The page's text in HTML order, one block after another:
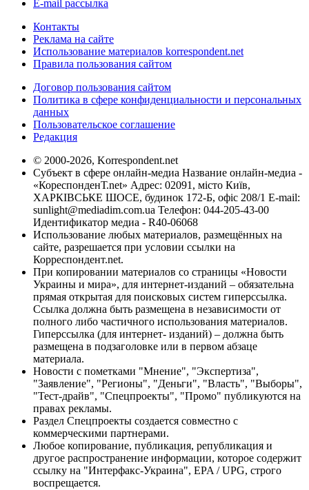
E-mail рассылка
Контакты
Реклама на сайте
Использование материалов korrespondent.net
Правила пользования сайтом
Договор пользования сайтом
Политика в сфере конфиденциальности и персональных
данных
Пользовательское соглашение
Редакция
© 2000-2026, Korrespondent.net
Субъект в сфере онлайн-медиа Название онлайн-медиа -
«КореспонденТ.net» Адрес: 02091, місто Київ,
ХАРКІВСЬКЕ ШОСЕ, будинок 172-Б, офіс 208/1 E-mail:
sunlight@mediadim.com.ua Телефон: 044-205-43-00
Идентификатор медиа - R40-06068
Использование любых материалов, размещённых на
сайте, разрешается при условии ссылки на
Корреспондент.net.
При копировании материалов со страницы «Новости
Украины и мира», для интернет-изданий – обязательна
прямая открытая для поисковых систем гиперссылка.
Ссылка должна быть размещена в независимости от
полного либо частичного использования материалов.
Гиперссылка (для интернет- изданий) – должна быть
размещена в подзаголовке или в первом абзаце
материала.
Новости с пометками "Мнение", "Экспертиза",
"Заявление", "Регионы", "Деньги", "Власть", "Выборы",
"Тест-драйв", "Спецпроекты", "Промо" публикуются на
правах рекламы.
Раздел Спецпроекты создается совместно с
коммерческими партнерами.
Любое копирование, публикация, републикация и
другое распространение информации, которое содержит
ссылку на "Интерфакс-Украина", EPA / UPG, строго
воспрещается.